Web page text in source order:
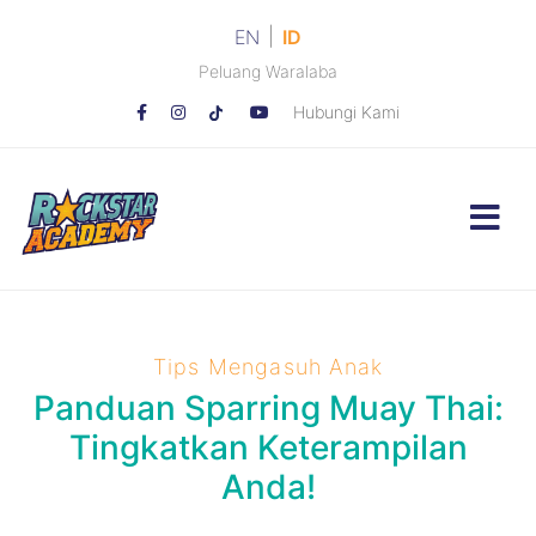
EN ID
Peluang Waralaba
Hubungi Kami
Tips Mengasuh Anak
Panduan Sparring Muay Thai:
Tingkatkan Keterampilan
Anda!